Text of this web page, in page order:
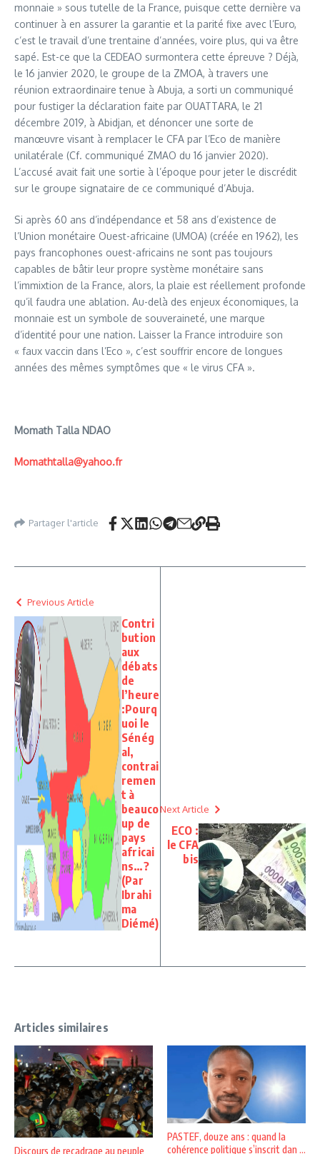
monnaie » sous tutelle de la France, puisque cette dernière va
continuer à en assurer la garantie et la parité fixe avec l’Euro,
c’est le travail d’une trentaine d’années, voire plus, qui va être
sapé. Est-ce que la CEDEAO surmontera cette épreuve ? Déjà,
le 16 janvier 2020, le groupe de la ZMOA, à travers une
réunion extraordinaire tenue à Abuja, a sorti un communiqué
pour fustiger la déclaration faite par OUATTARA, le 21
décembre 2019, à Abidjan, et dénoncer une sorte de
manœuvre visant à remplacer le CFA par l’Eco de manière
unilatérale (Cf. communiqué ZMAO du 16 janvier 2020).
L’accusé avait fait une sortie à l’époque pour jeter le discrédit
sur le groupe signataire de ce communiqué d’Abuja.
Si après 60 ans d’indépendance et 58 ans d’existence de
l’Union monétaire Ouest-africaine (UMOA) (créée en 1962), les
pays francophones ouest-africains ne sont pas toujours
capables de bâtir leur propre système monétaire sans
l’immixtion de la France, alors, la plaie est réellement profonde
qu’il faudra une ablation. Au-delà des enjeux économiques, la
monnaie est un symbole de souveraineté, une marque
d’identité pour une nation. Laisser la France introduire son
« faux vaccin dans l’Eco », c’est souffrir encore de longues
années des mêmes symptômes que « le virus CFA ».
Momath Talla NDAO
Momathtalla@yahoo.fr
Partager l'article
Previous Article
Contri
bution
aux
débats
de
l’heure
:Pourq
uoi le
Sénég
al,
contrai
remen
t à
beauco
up de
pays
africai
ns…?
(Par
Ibrahi
ma
Diémé)
Next Article
ECO :
le CFA
bis
Articles similaires
Discours de recadrage au peuple
PASTEF, douze ans : quand la
cohérence politique s’inscrit dan ...